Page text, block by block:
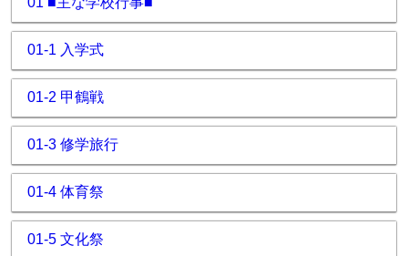
01-1 入学式
01-2 甲鶴戦
01-3 修学旅行
01-4 体育祭
01-5 文化祭